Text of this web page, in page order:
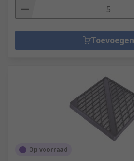
Toevoegen
Op voorraad